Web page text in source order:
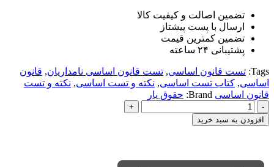
تضمین اصالت و کیفیت کالا
ارسال با پست پیشتاز
تضمین کمترین قیمت
پشتیبانی ۲۴ ساعته
Tags: تست قانون اساسی, تست قانون اساسی نامداریان, قانون
اساسی, کتاب تست اساسی, نکته و تست اساسی, نکته و تست
قانون اساسی Brand: حقوق یار
نکته
و
تست
اساسی
افزودن به سبد خرید